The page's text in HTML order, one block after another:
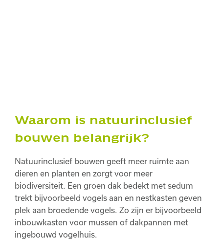
Waarom is natuurinclusief
bouwen belangrijk?
Natuurinclusief bouwen geeft meer ruimte aan
dieren en planten en zorgt voor meer
biodiversiteit. Een groen dak bedekt met sedum
trekt bijvoorbeeld vogels aan en nestkasten geven
plek aan broedende vogels. Zo zijn er bijvoorbeeld
inbouwkasten voor mussen of dakpannen met
ingebouwd vogelhuis.